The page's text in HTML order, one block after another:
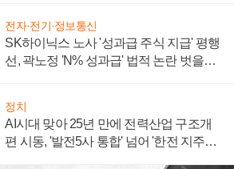
전자·전기·정보통신
SK하이닉스 노사 '성과급 주식 지급' 평행
선, 곽노정 'N% 성과급' 법적 논란 벗을지
정치
AI시대 맞아 25년 만에 전력산업 구조개
편 시동, '발전5사 통합' 넘어 '한전 지주사'